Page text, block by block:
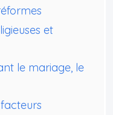
et
le mariage, le